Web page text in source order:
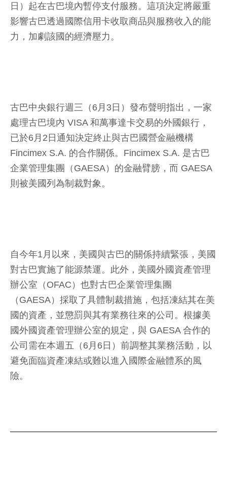
日）起在古巴境內暫停支付服務。這項決定將嚴重
影響古巴透過國際信用卡收取商品與服務收入的能
力，加劇該國的經濟壓力。
古巴中央銀行週三（6月3日）發布聲明指出，一家
處理古巴境內 VISA 和萬事達卡交易的外國銀行，
已於6月2日通知決定終止與古巴國營金融機構
Fincimex S.A. 的合作關係。Fincimex S.A. 是古巴
企業管理集團（GAESA）的金融臂膀，而 GAESA
則被美國列為制裁對象。
自今年1月以來，美國與古巴的關係持續緊張，美國
對古巴實施了能源禁運。此外，美國外國資產管理
辦公室（OFAC）也對古巴企業管理集團
（GAESA）採取了具體制裁措施，包括凍結其在美
國的資產，並懲罰與其有業務往來的公司。根據美
國外國資產管理辦公室的規定，與 GAESA 合作的
公司需在本週五（6月6日）前調整其業務活動，以
避免面臨資產凍結或難以進入國際金融體系的風
險。